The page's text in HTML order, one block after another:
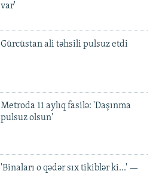
var'
Gürcüstan ali təhsili pulsuz etdi
Metroda 11 aylıq fasilə: 'Daşınma
pulsuz olsun'
'Binaları o qədər sıx tikiblər ki...' —